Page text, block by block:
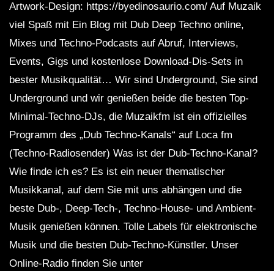
DUB TECHNO || Selection 084 ||
Minimal Boundaries
Dub Techno Music Set In The Mix By
NARCOTIC 303 – Dub techno mix –
Muzaikfm 040
SEMA1 – Dub Waves Mix 2023
Artwork-Design: https://byedinosaurio.com/ Auf Muzaik
viel Spaß mit Ein Blog mit Dub Deep Techno online,
Mixes und Techno-Podcasts auf Abruf, Interviews,
Events, Gigs und kostenlose Download-Dis-Sets in
bester Musikqualität… Wir sind Underground, Sie sind
Underground und wir genießen beide die besten Top-
Minimal-Techno-DJs, die Muzaikfm ist ein offizielles
Programm des „Dub Techno-Kanals“ auf Loca fm
(Techno-Radiosender) Was ist der Dub-Techno-Kanal?
Wie finde ich es? Es ist ein neuer thematischer
Musikkanal, auf dem Sie mit uns abhängen und die
beste Dub-, Deep-Tech-, Techno-House- und Ambient-
Musik genießen können. Tolle Labels für elektronische
Musik und die besten Dub-Techno-Künstler. Unser
Online-Radio finden Sie unter